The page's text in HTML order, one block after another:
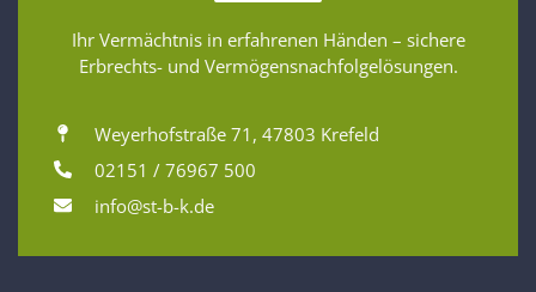
Ihr Vermächtnis in erfahrenen Händen – sichere
Erbrechts- und Vermögensnachfolgelösungen.
Weyerhofstraße 71, 47803 Krefeld
02151 / 76967 500
info@st-b-k.de